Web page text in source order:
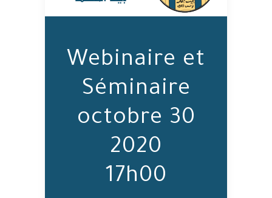
Webinaire et
Séminaire
30 octobre
2020
17h00